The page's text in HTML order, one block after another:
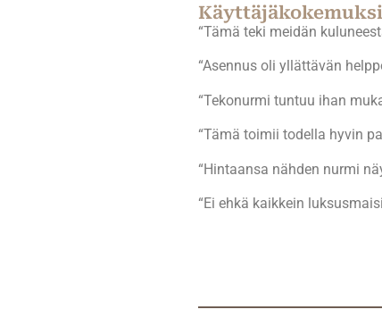
“Tämä teki meidän
“Asennus oli yllättävän
“Tekonurmi tuntuu ihan
“Tämä toimii todella hyvin
“Hintaansa nähden nurmi
“Ei ehkä kaikkein